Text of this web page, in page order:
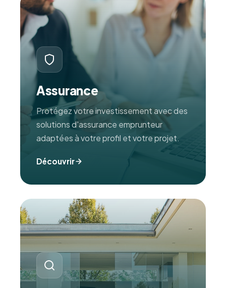
Assurance
Protégez votre investissement avec des
solutions d'assurance emprunteur
adaptées à votre profil et votre projet.
Découvrir